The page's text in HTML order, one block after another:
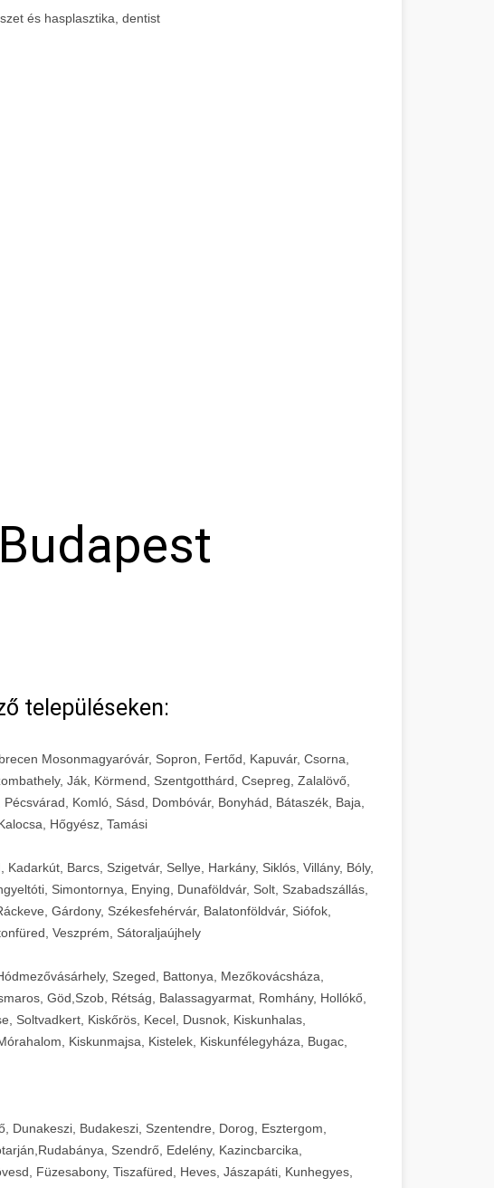
és hasplasztika, dentist
településeken:
Mosonmagyaróvár, Sopron, Fertőd, Kapuvár, Csorna,
Ják, Körmend, Szentgotthárd, Csepreg, Zalalövő,
Komló, Sásd, Dombóvár, Bonyhád, Bátaszék, Baja,
Hőgyész, Tamási
Barcs, Szigetvár, Sellye, Harkány, Siklós, Villány, Bóly,
Simontornya, Enying, Dunaföldvár, Solt, Szabadszállás,
Gárdony, Székesfehérvár, Balatonföldvár, Siófok,
Veszprém, Sátoraljaújhely
Szeged, Battonya, Mezőkovácsháza,
Göd,Szob, Rétság, Balassagyarmat, Romhány, Hollókő,
Soltvadkert, Kiskőrös, Kecel, Dusnok, Kiskunhalas,
Kiskunmajsa, Kistelek, Kiskunfélegyháza, Bugac,
Dunakeszi, Budakeszi, Szentendre, Dorog, Esztergom,
Szendrő, Edelény, Kazincbarcika,
Füzesabony, Tiszafüred, Heves, Jászapáti, Kunhegyes,